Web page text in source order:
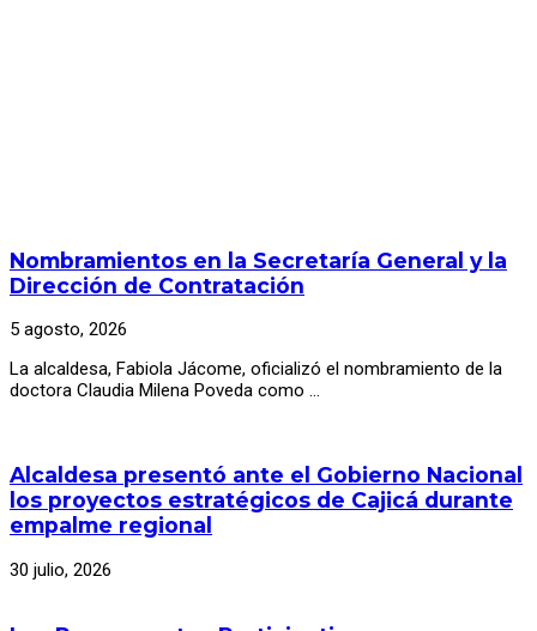
Nombramientos en la Secretaría General y la
Dirección de Contratación
5 agosto, 2026
La alcaldesa, Fabiola Jácome, oficializó el nombramiento de la
doctora Claudia Milena Poveda como …
Alcaldesa presentó ante el Gobierno Nacional
los proyectos estratégicos de Cajicá durante
empalme regional
30 julio, 2026